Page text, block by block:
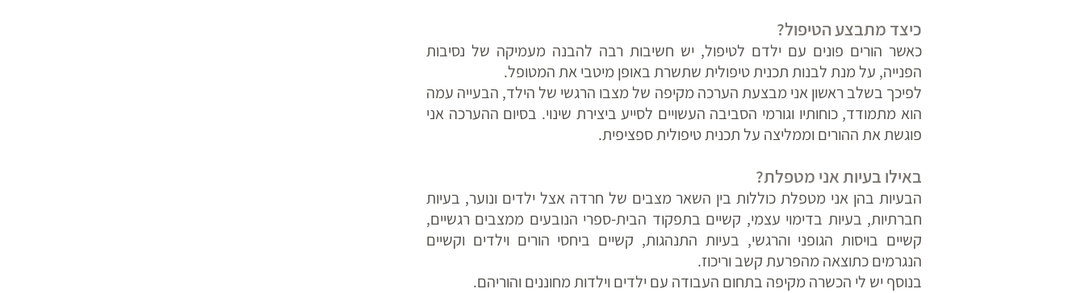
כיצד מתבצע הטיפול?
כאשר הורים פונים עם ילדם לטיפול, יש חשיבות רבה להבנה מעמיקה של נסיבות
הפנייה, על מנת לבנות תכנית טיפולית שתשרת באופן מיטבי את המטופל.
לפיכך בשלב ראשון אני מבצעת הערכה מקיפה של מצבו הרגשי של הילד, הבעייה עמה
הוא מתמודד, כוחותיו וגורמי הסביבה העשויים לסייע ביצירת שינוי. בסיום ההערכה אני
פוגשת את ההורים וממליצה על תכנית טיפולית ספציפית.
באילו בעיות אני מטפלת?
הבעיות בהן אני מטפלת כוללות בין השאר מצבים של חרדה אצל ילדים ונוער, בעיות
חברתיות, בעיות בדימוי עצמי, קשיים בתפקוד הבית-ספרי הנובעים ממצבים רגשיים,
קשיים בויסות הגופני והרגשי, בעיות התנהגות, קשיים ביחסי הורים וילדים וקשיים
הנגרמים כתוצאה מהפרעת קשב וריכוז.
בנוסף יש לי הכשרה מקיפה בתחום העבודה עם ילדים וילדות מחוננים והוריהם.